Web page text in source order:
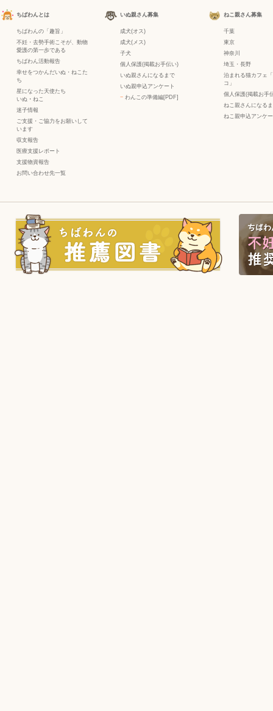
ちばわんとは
ちばわんの「趣旨」
不妊・去勢手術こそが、動物
愛護の第一歩である
ちばわん活動報告
幸せをつかんだいぬ・ねこた
ち
星になった天使たち
いぬ ・ ねこ
迷子情報
ご支援・ご協力をお願いして
います
収支報告
医療支援レポート
支援物資報告
お問い合わせ先一覧
いぬ親さん募集
成犬(オス)
成犬(メス)
子犬
個人保護(掲載お手伝い)
いぬ親さんになるまで
いぬ親申込アンケート
− わんこの準備編[PDF]
ねこ親さん募集
千葉
東京
神奈川
埼玉・長野
泊まれる猫カフェ
コ」
個人保護(掲載お手
ねこ親さんになる
ねこ親申込アンケ